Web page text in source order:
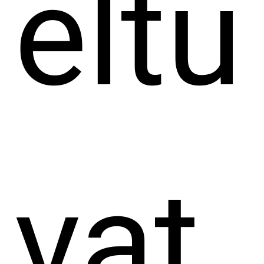
eltu